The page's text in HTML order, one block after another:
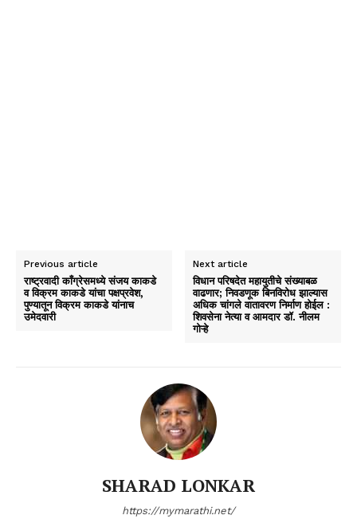
Previous article
राष्ट्रवादी काँग्रेसमध्ये संजय काकडे
व विक्रम काकडे यांचा पक्षप्रवेश,
पुण्यातून विक्रम काकडे यांनाच
उमेदवारी
Next article
विधान परिषदेत महायुतीचे संख्याबळ
वाढणार; निवडणूक बिनविरोध झाल्यास
अधिक चांगले वातावरण निर्माण होईल :
शिवसेना नेत्या व आमदार डॉ. नीलम
गोऱ्हे
SHARAD LONKAR
https://mymarathi.net/